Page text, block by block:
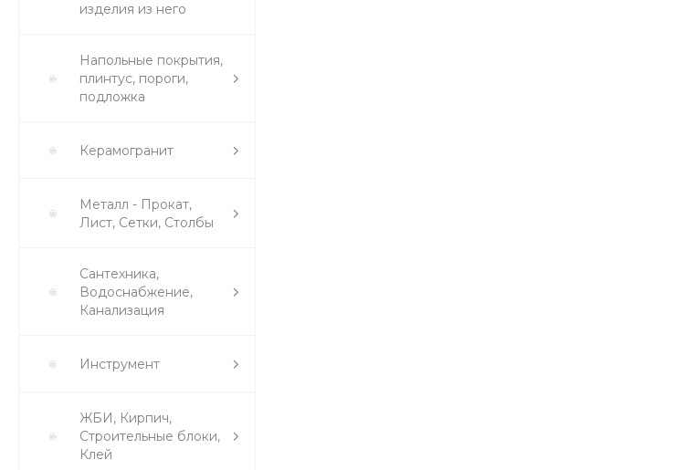
изделия из него
Напольные покрытия,
плинтус, пороги,
подложка
Керамогранит
Металл - Прокат,
Лист, Сетки, Столбы
Сантехника,
Водоснабжение,
Канализация
Инструмент
ЖБИ, Кирпич,
Строительные блоки,
Клей